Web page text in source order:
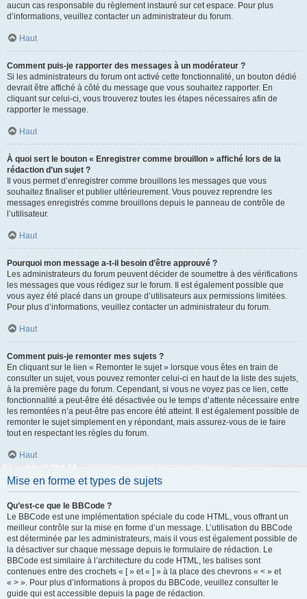
aucun cas responsable du règlement instauré sur cet espace. Pour plus
d’informations, veuillez contacter un administrateur du forum.
Haut
Comment puis-je rapporter des messages à un modérateur ?
Si les administrateurs du forum ont activé cette fonctionnalité, un bouton dédié
devrait être affiché à côté du message que vous souhaitez rapporter. En
cliquant sur celui-ci, vous trouverez toutes les étapes nécessaires afin de
rapporter le message.
Haut
À quoi sert le bouton « Enregistrer comme brouillon » affiché lors de la
rédaction d’un sujet ?
Il vous permet d’enregistrer comme brouillons les messages que vous
souhaitez finaliser et publier ultérieurement. Vous pouvez reprendre les
messages enregistrés comme brouillons depuis le panneau de contrôle de
l’utilisateur.
Haut
Pourquoi mon message a-t-il besoin d’être approuvé ?
Les administrateurs du forum peuvent décider de soumettre à des vérifications
les messages que vous rédigez sur le forum. Il est également possible que
vous ayez été placé dans un groupe d’utilisateurs aux permissions limitées.
Pour plus d’informations, veuillez contacter un administrateur du forum.
Haut
Comment puis-je remonter mes sujets ?
En cliquant sur le lien « Remonter le sujet » lorsque vous êtes en train de
consulter un sujet, vous pouvez remonter celui-ci en haut de la liste des sujets,
à la première page du forum. Cependant, si vous ne voyez pas ce lien, cette
fonctionnalité a peut-être été désactivée ou le temps d’attente nécessaire entre
les remontées n’a peut-être pas encore été atteint. Il est également possible de
remonter le sujet simplement en y répondant, mais assurez-vous de le faire
tout en respectant les règles du forum.
Haut
Mise en forme et types de sujets
Qu’est-ce que le BBCode ?
Le BBCode est une implémentation spéciale du code HTML, vous offrant un
meilleur contrôle sur la mise en forme d’un message. L’utilisation du BBCode
est déterminée par les administrateurs, mais il vous est également possible de
la désactiver sur chaque message depuis le formulaire de rédaction. Le
BBCode est similaire à l’architecture du code HTML, les balises sont
contenues entre des crochets « [ » et « ] » à la place des chevrons « < » et
« > ». Pour plus d’informations à propos du BBCode, veuillez consulter le
guide qui est accessible depuis la page de rédaction.